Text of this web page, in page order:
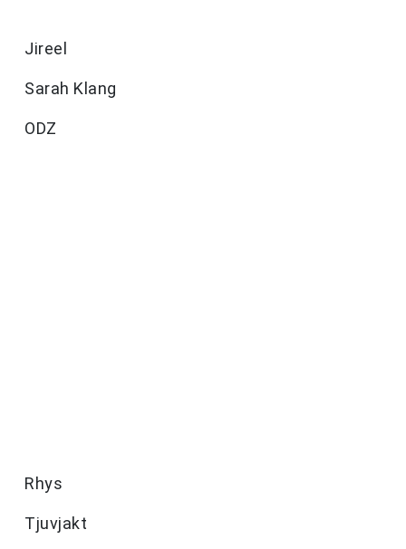
Jireel
Sarah Klang
ODZ
Rhys
Tjuvjakt